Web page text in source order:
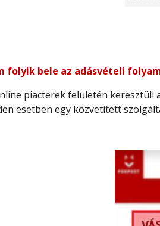
folyik bele az adásvételi
piacterek felületén
esetben egy közvetített